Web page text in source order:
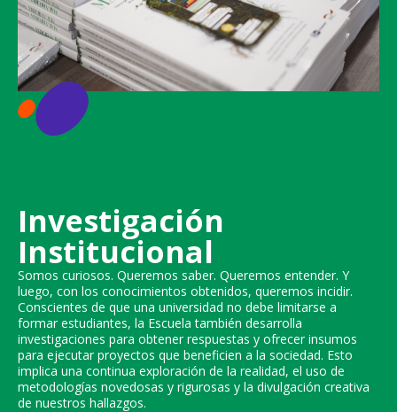
Investigación
Institucional
Somos curiosos. Queremos saber. Queremos entender. Y
luego, con los conocimientos obtenidos, queremos incidir.
Conscientes de que una universidad no debe limitarse a
formar estudiantes, la Escuela también desarrolla
investigaciones para obtener respuestas y ofrecer insumos
para ejecutar proyectos que beneficien a la sociedad. Esto
implica una continua exploración de la realidad, el uso de
metodologías novedosas y rigurosas y la divulgación creativa
de nuestros hallazgos.